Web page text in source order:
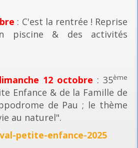
: C'est la rentrée ! Reprise
piscine & des activités
12 octobre : 35ème
Enfance & de la Famille de
de Pau ; le thème
au naturel".
petite-enfance-2025